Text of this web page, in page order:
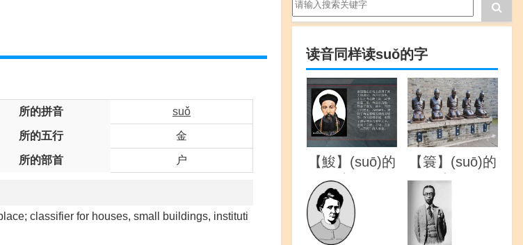
所的拼音 suǒ
所的五行 金
所的部首 户
classifier for houses, small buildings, instituti
读音同样读suǒ的字
【鮻】(suō)的
详解
【簑】(suō)的
详解